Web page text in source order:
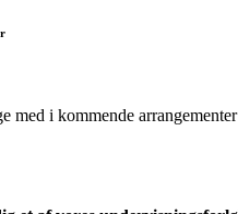
med i kommende